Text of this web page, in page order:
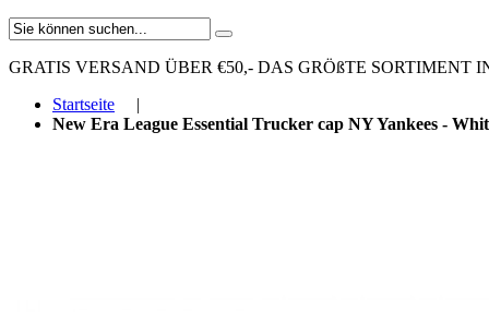
GRATIS VERSAND ÜBER €50,- DAS GRÖßTE SORTIMENT
Startseite
|
New Era League Essential Trucker cap NY Yankees -